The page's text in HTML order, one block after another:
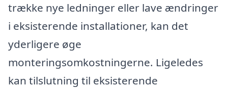
trække nye ledninger eller lave ændringer
i eksisterende installationer, kan det
yderligere øge
monteringsomkostningerne. Ligeledes
kan tilslutning til eksisterende